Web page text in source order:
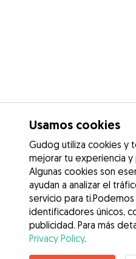
Contacta
Usamos cookies
Gudog utiliza cookies y
mejorar tu experiencia y
Algunas cookies son
ayudan a analizar el
servicio para
identificadores únicos,
publicidad. Para más
Privacy Policy.